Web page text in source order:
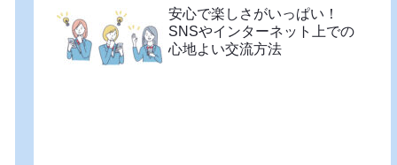
安心で楽しさがいっぱい！
SNSやインターネット上での
心地よい交流方法